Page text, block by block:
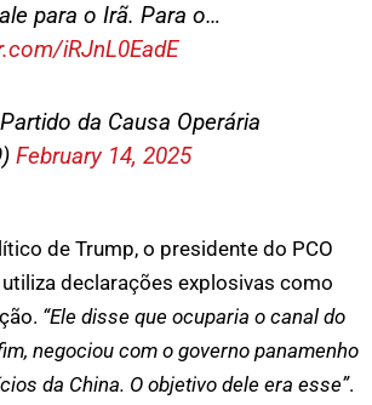
para o Irã. Para o…
iRJnL0EadE
da Causa Operária
February 14, 2025
de Trump, o presidente do PCO
declarações explosivas como
“Ele disse que ocuparia o canal do
negociou com o governo panamenho
da China. O objetivo dele era esse”.